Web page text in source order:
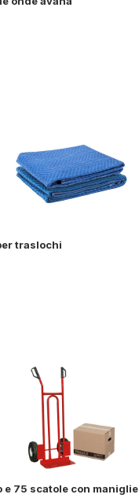
traslochi
75 scatole con maniglie